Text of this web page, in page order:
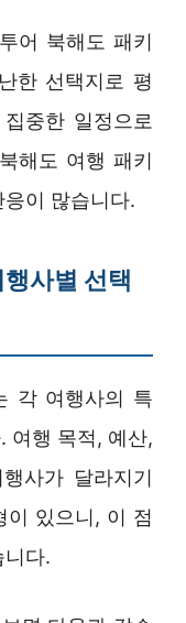
어 북해도 패키
한 선택지로 평
중한 일정으로
해도 여행 패키
이 많습니다.
사별 선택
각 여행사의 특
여행 목적, 예산,
사가 달라지기
이 있으니, 이 점
니다.